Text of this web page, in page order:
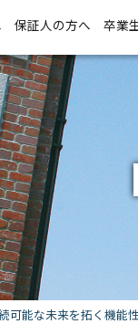
保証人の方へ 卒業
可能な未来を拓く機能